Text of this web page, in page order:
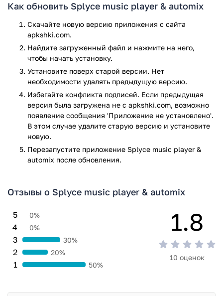
Приложение Splyce music player & automix прошло
проверку антивирусом VirusTotal. В результате проверки
по всем последним сигнатурам заражения файлов не
выявлено.
Как обновить Splyce music player & automix
Скачайте новую версию приложения с сайта
apkshki.com.
Найдите загруженный файл и нажмите на него,
чтобы начать установку.
Установите поверх старой версии. Нет
необходимости удалять предыдущую версию.
Избегайте конфликта подписей. Если предыдущая
версия была загружена не с apkshki.com, возможно
появление сообщения 'Приложение не установлено'.
В этом случае удалите старую версию и установите
новую.
Перезапустите приложениe Splyce music player &
automix после обновления.
Отзывы о Splyce music player & automix
1 50%
2 20%
3 30%
4 0%
5 0% 1.8
10 оценок